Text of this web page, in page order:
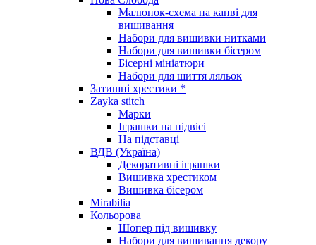
Малюнок-схема на канві для
вишивання
Набори для вишивки нитками
Набори для вишивки бісером
Бісерні мініатюри
Набори для шиття ляльок
Затишні хрестики *
Zayka stitch
Марки
Іграшки на підвісі
На підставці
ВДВ (Україна)
Декоративні іграшки
Вишивка хрестиком
Вишивка бісером
Mirabilia
Кольорова
Шопер під вишивку
Набори для вишивання декору